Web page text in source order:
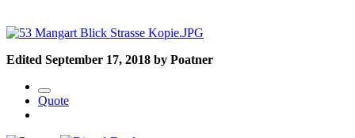
Edited September 17, 2018 by Poatner
Quote